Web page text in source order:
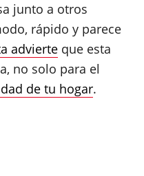
junto a otros
rápido y parece
advierte que esta
no solo para el
de tu hogar.